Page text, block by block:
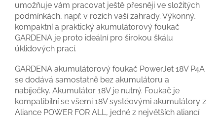
umožňuje vám pracovat ještě přesněji ve složitých
podmínkách, např. v rozích vaší zahrady. Výkonný,
kompaktní a praktický akumulátorový foukač
GARDENA je proto ideální pro širokou škálu
úklidových prací.
GARDENA akumulátorový foukač PowerJet 18V P4A
se dodává samostatně bez akumulátoru a
nabíječky. Akumulátor 18V je nutný. Foukač je
kompatibilní se všemi 18V systéovými akumulátory z
Aliance POWER FOR ALL, jedné z největších aliancí